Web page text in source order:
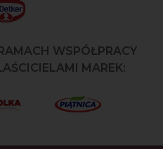
WSPÓŁPRACY
MAREK: